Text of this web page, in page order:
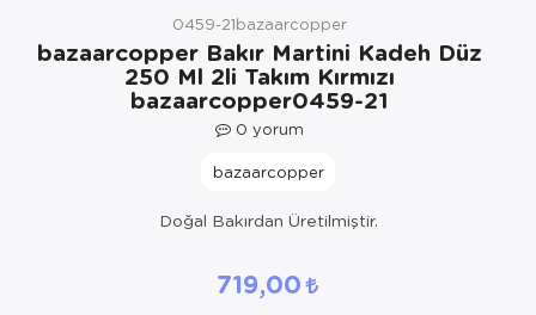
0459-21bazaarcopper
bazaarcopper Bakır Martini Kadeh Düz
250 Ml 2li Takım Kırmızı
bazaarcopper0459-21
0 yorum
bazaarcopper
Doğal Bakırdan Üretilmiştir.
719,00